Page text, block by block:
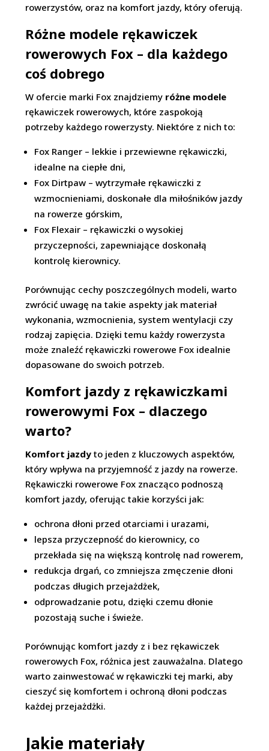
rowerzystów, oraz na komfort jazdy, który oferują.
Różne modele rękawiczek
rowerowych Fox – dla każdego
coś dobrego
W ofercie marki Fox znajdziemy różne modele
rękawiczek rowerowych, które zaspokoją
potrzeby każdego rowerzysty. Niektóre z nich to:
Fox Ranger – lekkie i przewiewne rękawiczki,
idealne na ciepłe dni,
Fox Dirtpaw – wytrzymałe rękawiczki z
wzmocnieniami, doskonałe dla miłośników jazdy
na rowerze górskim,
Fox Flexair – rękawiczki o wysokiej
przyczepności, zapewniające doskonałą
kontrolę kierownicy.
Porównując cechy poszczególnych modeli, warto
zwrócić uwagę na takie aspekty jak materiał
wykonania, wzmocnienia, system wentylacji czy
rodzaj zapięcia. Dzięki temu każdy rowerzysta
może znaleźć rękawiczki rowerowe Fox idealnie
dopasowane do swoich potrzeb.
Komfort jazdy z rękawiczkami
rowerowymi Fox – dlaczego
warto?
Komfort jazdy to jeden z kluczowych aspektów,
który wpływa na przyjemność z jazdy na rowerze.
Rękawiczki rowerowe Fox znacząco podnoszą
komfort jazdy, oferując takie korzyści jak:
ochrona dłoni przed otarciami i urazami,
lepsza przyczepność do kierownicy, co
przekłada się na większą kontrolę nad rowerem,
redukcja drgań, co zmniejsza zmęczenie dłoni
podczas długich przejażdżek,
odprowadzanie potu, dzięki czemu dłonie
pozostają suche i świeże.
Porównując komfort jazdy z i bez rękawiczek
rowerowych Fox, różnica jest zauważalna. Dlatego
warto zainwestować w rękawiczki tej marki, aby
cieszyć się komfortem i ochroną dłoni podczas
każdej przejażdżki.
Jakie materiały